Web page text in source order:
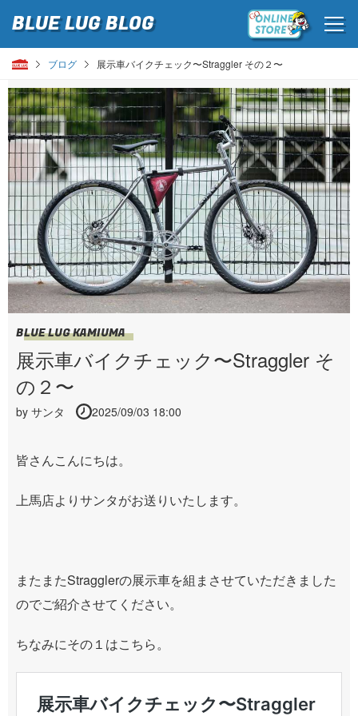
BLUE LUGBLOG
ブログ 展示車バイクチェック〜Straggler その２〜
BLUE LUG KAMIUMA
展示車バイクチェック〜Straggler そ
の２〜
by サンタ 2025/09/03 18:00
皆さんこんにちは。
上馬店よりサンタがお送りいたします。
またまたStragglerの展示車を組まさせていただきました
のでご紹介させてください。
ちなみにその１はこちら。